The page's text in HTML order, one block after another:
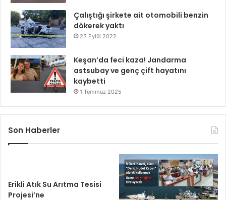
Çalıştığı şirkete ait otomobili benzin
dökerek yaktı
23 Eylül 2022
Keşan’da feci kaza! Jandarma
astsubay ve genç çift hayatını
kaybetti
1 Temmuz 2025
Son Haberler
Erikli Atık Su Arıtma Tesisi
Projesi’ne